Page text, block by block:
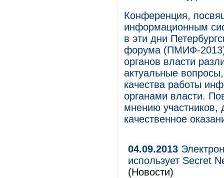
Конференция,
информационным
в эти дни
форума (ПМИФ-
органов власти
актуальные
качества работы
органами власти.
мнению участников,
качественное
04.09.2013
использует Secret
(Новости)